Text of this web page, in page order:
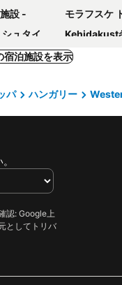
設 -
モラフスケ トプ
ルク 宿泊施設 -
Kehidakustány,
宿泊施設 -
Fonyód, 南
宿泊施設 -
ティハニー,
宿泊施設 -
宿泊施設 -
ソンバトヘイ,
宿泊施設 -
宿泊施設 -
宿泊施設 -
泊施設 -
設 -
設 -
デブレツェン,
宿泊施設を表示
パ ハンガリー
認: Google上
としてトリバ